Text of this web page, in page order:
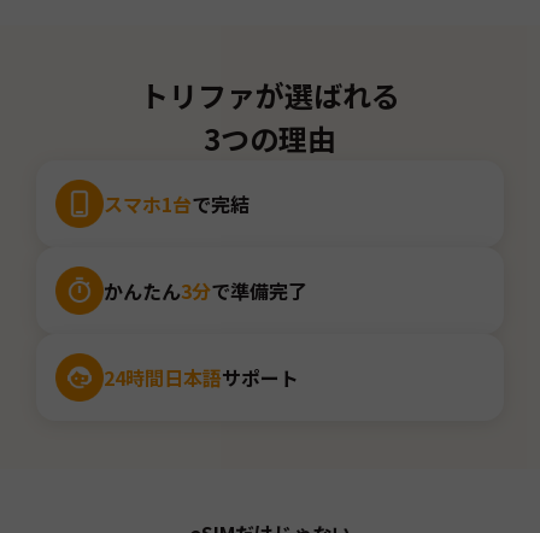
トリファが選ばれる
3つの理由
スマホ1台で完結
かんたん3分で準備完了
24時間日本語サポート